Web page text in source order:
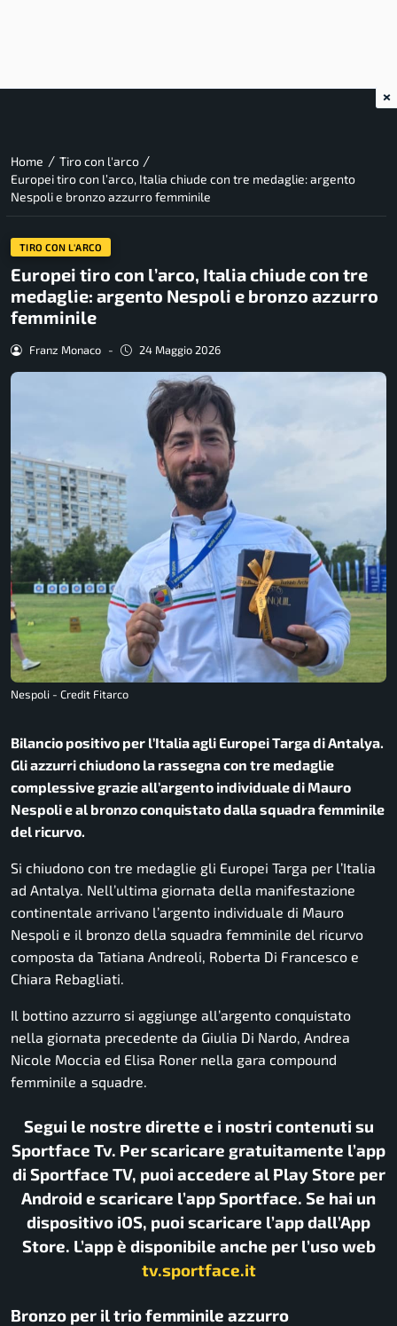
Home / Tiro con l'arco /
Europei tiro con l’arco, Italia chiude con tre medaglie: argento
Nespoli e bronzo azzurro femminile
TIRO CON L'ARCO
Europei tiro con l’arco, Italia chiude con tre
medaglie: argento Nespoli e bronzo azzurro
femminile
Franz Monaco - 24 Maggio 2026
Nespoli - Credit Fitarco
Bilancio positivo per l’Italia agli Europei Targa di Antalya.
Gli azzurri chiudono la rassegna con tre medaglie
complessive grazie all’argento individuale di Mauro
Nespoli e al bronzo conquistato dalla squadra femminile
del ricurvo.
Si chiudono con tre medaglie gli Europei Targa per l’Italia
ad Antalya. Nell’ultima giornata della manifestazione
continentale arrivano l’argento individuale di Mauro
Nespoli e il bronzo della squadra femminile del ricurvo
composta da Tatiana Andreoli, Roberta Di Francesco e
Chiara Rebagliati.
Il bottino azzurro si aggiunge all’argento conquistato
nella giornata precedente da Giulia Di Nardo, Andrea
Nicole Moccia ed Elisa Roner nella gara compound
femminile a squadre.
Segui le nostre dirette e i nostri contenuti su
Sportface Tv. Per scaricare gratuitamente l’app
di Sportface TV, puoi accedere al Play Store per
Android e scaricare l’app Sportface. Se hai un
dispositivo iOS, puoi scaricare l’app dall’App
Store. L’app è disponibile anche per l’uso web
tv.sportface.it
Bronzo per il trio femminile azzurro
×